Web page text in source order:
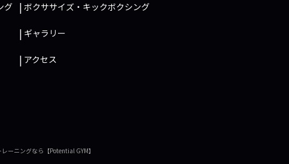
グ ボクササイズ・キックボクシング
ギャラリー
アクセス
ーニングなら 【Potential GYM】